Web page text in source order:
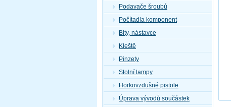
Podavače šroubů
Počítadla komponent
Bity, nástavce
Kleště
Pinzety
Stolní lampy
Horkovzdušné pistole
Úprava vývodů součástek